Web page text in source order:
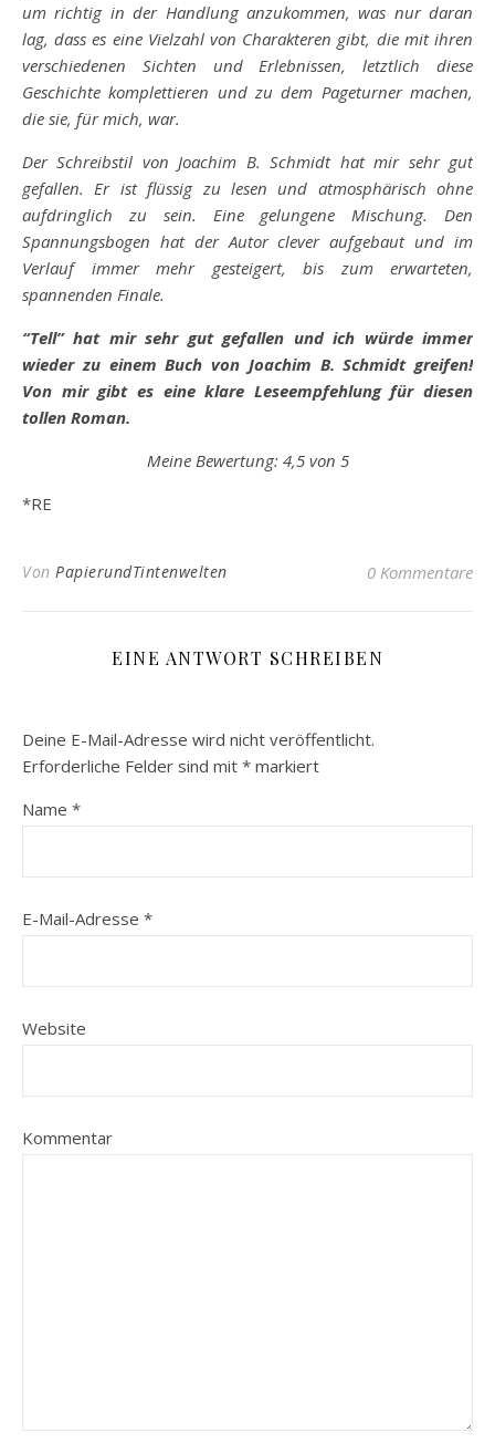
um richtig in der Handlung anzukommen, was nur daran
lag, dass es eine Vielzahl von Charakteren gibt, die mit ihren
verschiedenen Sichten und Erlebnissen, letztlich diese
Geschichte komplettieren und zu dem Pageturner machen,
die sie, für mich, war.
Der Schreibstil von Joachim B. Schmidt hat mir sehr gut
gefallen. Er ist flüssig zu lesen und atmosphärisch ohne
aufdringlich zu sein. Eine gelungene Mischung. Den
Spannungsbogen hat der Autor clever aufgebaut und im
Verlauf immer mehr gesteigert, bis zum erwarteten,
spannenden Finale.
“Tell” hat mir sehr gut gefallen und ich würde immer
wieder zu einem Buch von Joachim B. Schmidt greifen!
Von mir gibt es eine klare Leseempfehlung für diesen
tollen Roman.
Meine Bewertung: 4,5 von 5
*RE
Von PapierundTintenwelten 0 Kommentare
EINE ANTWORT SCHREIBEN
Deine E-Mail-Adresse wird nicht veröffentlicht.
Erforderliche Felder sind mit * markiert
Name *
E-Mail-Adresse *
Website
Kommentar